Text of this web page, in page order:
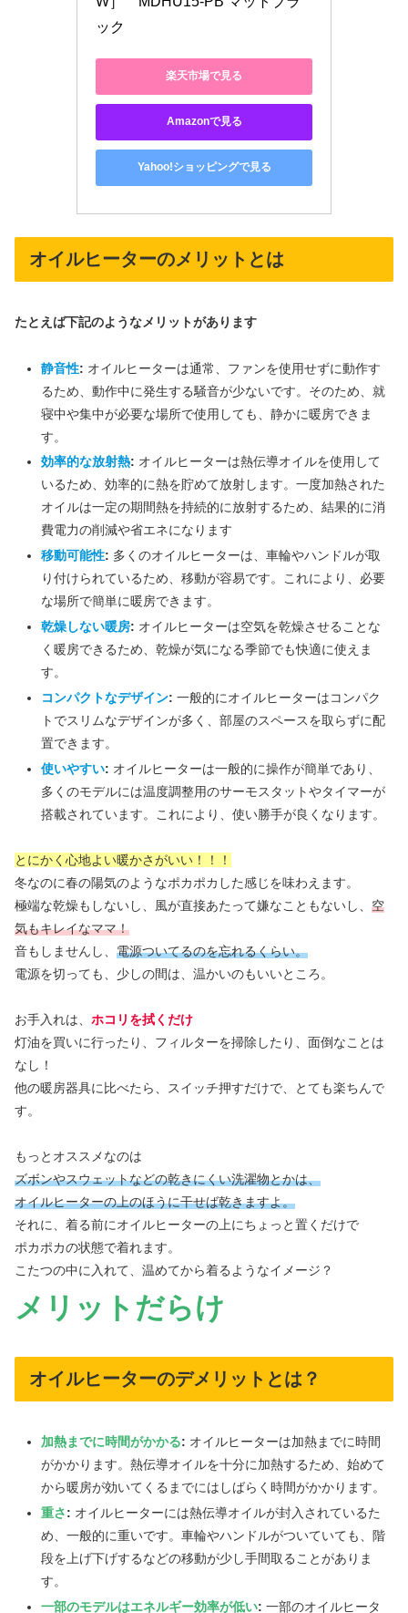
ック
楽天市場で見る
Amazonで見る
Yahoo!ショッピングで見る
オイルヒーターのメリットとは
たとえば下記のようなメリットがあります
静音性: オイルヒーターは通常、ファンを使用せずに動作す
るため、動作中に発生する騒音が少ないです。そのため、就
寝中や集中が必要な場所で使用しても、静かに暖房できま
す。
効率的な放射熱: オイルヒーターは熱伝導オイルを使用して
いるため、効率的に熱を貯めて放射します。一度加熱された
オイルは一定の期間熱を持続的に放射するため、結果的に消
費電力の削減や省エネになります
移動可能性: 多くのオイルヒーターは、車輪やハンドルが取
り付けられているため、移動が容易です。これにより、必要
な場所で簡単に暖房できます。
乾燥しない暖房: オイルヒーターは空気を乾燥させることな
く暖房できるため、乾燥が気になる季節でも快適に使えま
す。
コンパクトなデザイン: 一般的にオイルヒーターはコンパク
トでスリムなデザインが多く、部屋のスペースを取らずに配
置できます。
使いやすい: オイルヒーターは一般的に操作が簡単であり、
多くのモデルには温度調整用のサーモスタットやタイマーが
搭載されています。これにより、使い勝手が良くなります。
とにかく心地よい暖かさがいい！！！
冬なのに春の陽気のようなポカポカした感じを味わえます。
極端な乾燥もしないし、風が直接あたって嫌なこともないし、 空
気もキレイなママ！
音もしませんし、 電源ついてるのを忘れるくらい。
電源を切っても、少しの間は、温かいのもいいところ。
お手入れは、 ホコリを拭くだけ
灯油を買いに行ったり、フィルターを掃除したり、面倒なことは
なし！
他の暖房器具に比べたら、スイッチ押すだけで、とても楽ちんで
す。
もっとオススメなのは
ズボンやスウェットなどの乾きにくい洗濯物とかは、
オイルヒーターの上のほうに干せば乾きますよ。
それに、着る前にオイルヒーターの上にちょっと置くだけで
ポカポカの状態で着れます。
こたつの中に入れて、温めてから着るようなイメージ？
メリットだらけ
オイルヒーターのデメリットとは？
加熱までに時間がかかる: オイルヒーターは加熱までに時間
がかかります。熱伝導オイルを十分に加熱するため、始めて
から暖房が効いてくるまでにはしばらく時間がかかります。
重さ: オイルヒーターには熱伝導オイルが封入されているた
め、一般的に重いです。車輪やハンドルがついていても、階
段を上げ下げするなどの移動が少し手間取ることがありま
す。
一部のモデルはエネルギー効率が低い: 一部のオイルヒータ